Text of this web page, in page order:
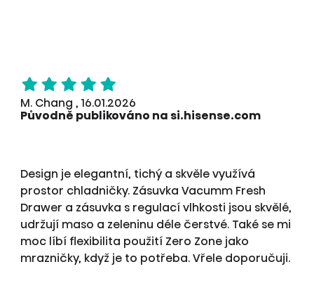
M. Chang , 16.01.2026
Původně publikováno na si.hisense.com
Design je elegantní, tichý a skvěle využívá
prostor chladničky. Zásuvka Vacumm Fresh
Drawer a zásuvka s regulací vlhkosti jsou skvělé,
udržují maso a zeleninu déle čerstvé. Také se mi
moc líbí flexibilita použití Zero Zone jako
mrazničky, když je to potřeba. Vřele doporučuji.